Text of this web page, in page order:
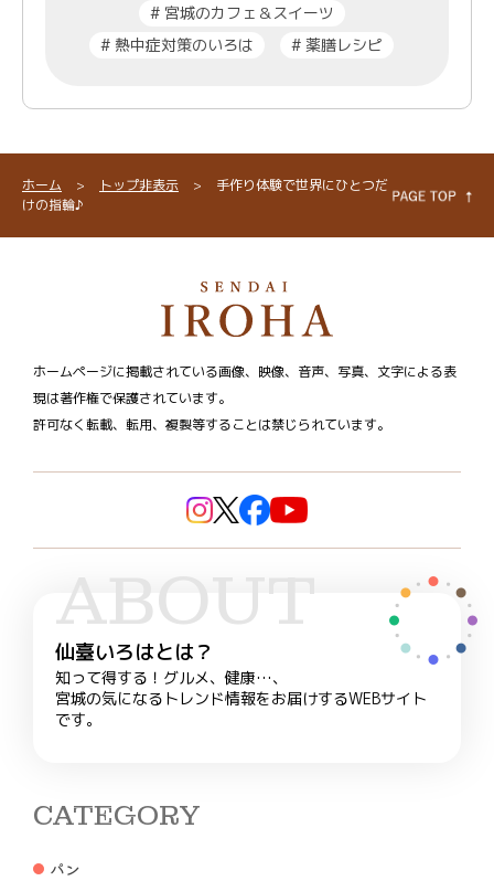
#宮城のカフェ＆スイーツ
# 熱中症対策のいろは # 薬膳レシピ
ホーム > トップ非表示 >
手作り体験で世界にひとつだ
けの指輪♪
ホームページに掲載されている画像、映像、音声、写真、文字による表
現は著作権で保護されています。
許可なく転載、転用、複製等することは禁じられています。
ABOUT
仙臺いろはとは？
知って得する！グルメ、健康…、
宮城の気になるトレンド情報をお届けするWEBサイト
です。
CATEGORY
パン